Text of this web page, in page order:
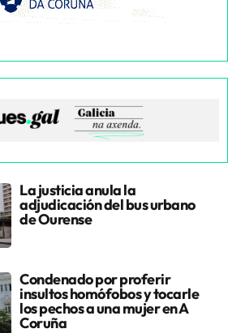
La justicia anula la
adjudicación del bus urbano
de Ourense
Condenado por proferir
insultos homófobos y tocarle
los pechos a una mujer en A
Coruña